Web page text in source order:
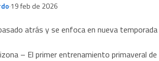
·19 feb de 2026
– El primer entrenamiento primaveral de